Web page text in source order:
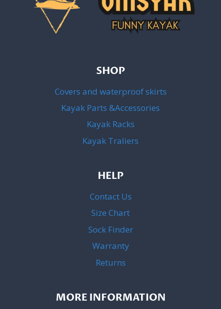
SHOP
Covers and waterproof skirts
Kayak Parts &Accessories
Kayak Racks
Kayak Traliers
HELP
Contact Us
Size Chart
Sock Finder
Warranty
Returns
MORE INFORMATION